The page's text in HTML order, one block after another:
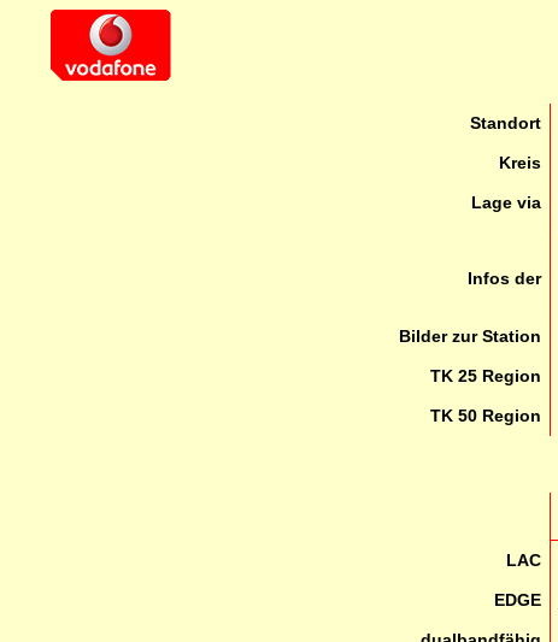
Standort
Kreis
Lage via
Infos der
Bilder zur Station
TK 25 Region
TK 50 Region
LAC
EDGE